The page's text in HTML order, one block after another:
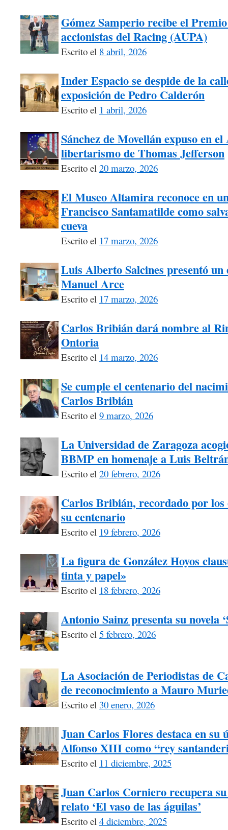
Gómez Samperio recibe el
accionistas del Racing (AUPA)
Escrito el 8 abril, 2026
Inder Espacio se despide de la
exposición de Pedro Calderón
Escrito el 1 abril, 2026
Sánchez de Movellán expuso en
libertarismo de Thomas Jefferson
Escrito el 20 marzo, 2026
El Museo Altamira reconoce en
Francisco Santamatilde como
cueva
Escrito el 17 marzo, 2026
Luis Alberto Salcines presentó
Manuel Arce
Escrito el 17 marzo, 2026
Carlos Bribián dará nombre al
Ontoria
Escrito el 14 marzo, 2026
Se cumple el centenario del
Carlos Bribián
Escrito el 9 marzo, 2026
La Universidad de Zaragoza
BBMP en homenaje a Luis
Escrito el 20 febrero, 2026
Carlos Bribián, recordado por los
su centenario
Escrito el 19 febrero, 2026
La figura de González Hoyos
tinta y papel»
Escrito el 18 febrero, 2026
Antonio Sainz presenta su novela
Escrito el 5 febrero, 2026
La Asociación de Periodistas de
de reconocimiento a Mauro
Escrito el 30 enero, 2026
Juan Carlos Flores destaca en
Alfonso XIII como “rey
Escrito el 11 diciembre, 2025
Juan Carlos Corniero recupera
relato ‘El vaso de las águilas’
Escrito el 4 diciembre, 2025